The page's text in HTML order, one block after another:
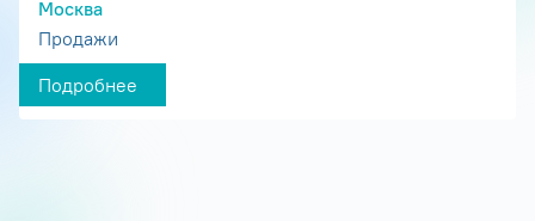
Москва
Продажи
Подробнее